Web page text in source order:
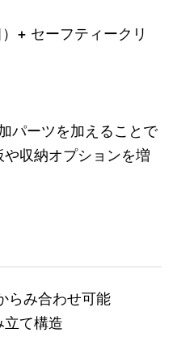
+ セーフティークリ
パーツを加えることで
収納オプションを増
らみ合わせ可能
立て構造